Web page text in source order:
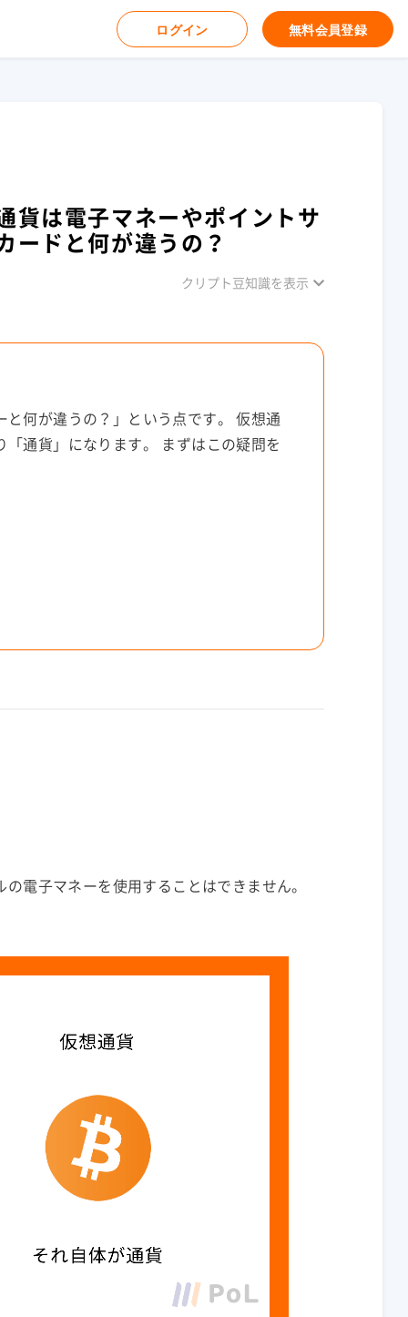
ログイン 無料会員登録
は電子マネーやポイントサ
ードと何が違うの？
クリプト豆知識を表示
何が違うの？」という点です。 仮想通
通貨」になります。 まずはこの疑問を
電子マネーを使用することはできません。